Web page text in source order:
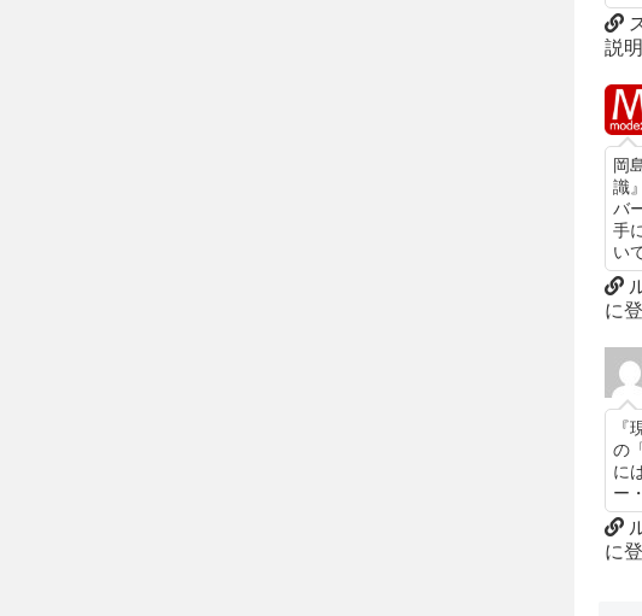
説明
岡
識
バ
手
い
に
の
に
ー
に